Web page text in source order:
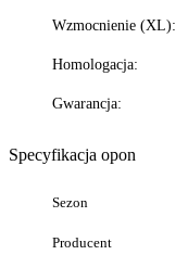
Wzmocnienie (XL):
Homologacja:
Gwarancja:
Specyfikacja opon
Sezon
Producent